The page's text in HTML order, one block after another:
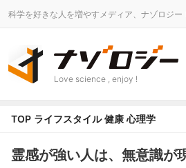
科学を好きな人を増やすメディア、ナゾロジー
Love science , enjoy !
TOP ライフスタイル 健康 心理学
霊感が強い人は、無意識が